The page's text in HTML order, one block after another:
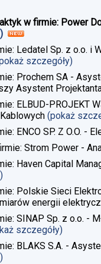
w firmie: Power
Ledatel Sp. z o.o. i
szczegóły)
Prochem SA -
Asystent
ELBUD-PROJEKT
(pokaż
ENCO SP. Z O.O. -
Strom Power -
Haven Capital
Polskie Sieci
energii
SINAP Sp. z o.o. -
szczegóły)
BLAKS S.A. -